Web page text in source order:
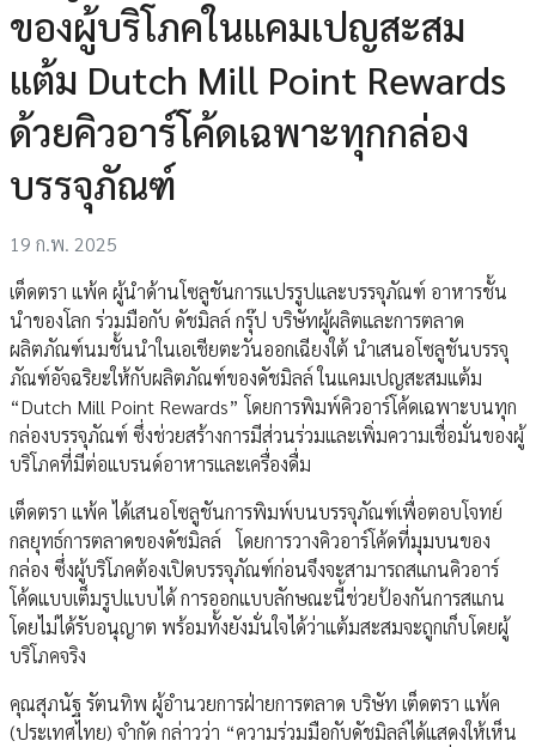
ของผู้บริโภคในแคมเปญสะสม
แต้ม Dutch Mill Point Rewards
ด้วยคิวอาร์โค้ดเฉพาะทุกกล่อง
บรรจุภัณฑ์
19 ก.พ. 2025
เต็ดตรา แพ้ค ผู้นำด้านโซลูชันการแปรรูปและบรรจุภัณฑ์ อาหารชั้น
นำของโลก ร่วมมือกับ ดัชมิลล์ กรุ๊ป บริษัทผู้ผลิตและการตลาด
ผลิตภัณฑ์นมชั้นนำในเอเชียตะวันออกเฉียงใต้ นำเสนอโซลูชันบรรจุ
ภัณฑ์อัจฉริยะให้กับผลิตภัณฑ์ของดัชมิลล์ ในแคมเปญสะสมแต้ม
“Dutch Mill Point Rewards” โดยการพิมพ์คิวอาร์โค้ดเฉพาะบนทุก
กล่องบรรจุภัณฑ์ ซึ่งช่วยสร้างการมีส่วนร่วมและเพิ่มความเชื่อมั่นของผู้
บริโภคที่มีต่อแบรนด์อาหารและเครื่องดื่ม
เต็ดตรา แพ้ค ได้เสนอโซลูชันการพิมพ์บนบรรจุภัณฑ์เพื่อตอบโจทย์
กลยุทธ์การตลาดของดัชมิลล์ โดยการวางคิวอาร์โค้ดที่มุมบนของ
กล่อง ซึ่งผู้บริโภคต้องเปิดบรรจุภัณฑ์ก่อนจึงจะสามารถสแกนคิวอาร์
โค้ดแบบเต็มรูปแบบได้ การออกแบบลักษณะนี้ช่วยป้องกันการสแกน
โดยไม่ได้รับอนุญาต พร้อมทั้งยังมั่นใจได้ว่าแต้มสะสมจะถูกเก็บโดยผู้
บริโภคจริง
คุณสุภนัฐ รัตนทิพ ผู้อำนวยการฝ่ายการตลาด บริษัท เต็ดตรา แพ้ค
(ประเทศไทย) จำกัด กล่าวว่า “ความร่วมมือกับดัชมิลล์ได้แสดงให้เห็น